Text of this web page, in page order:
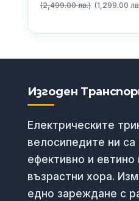
(2,499.00 лв.) price
was:
лв.).
(1,299.00
Изгоден
Електрическите
велосипедите ни са
ефективно и
възрастни хора.
едно зареждане с